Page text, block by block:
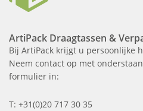
ArtiPack Draagtassen &
Bij ArtiPack krijgt u persoonlijke
Neem contact op met
formulier in:
T: +31(0)20 717 30 35